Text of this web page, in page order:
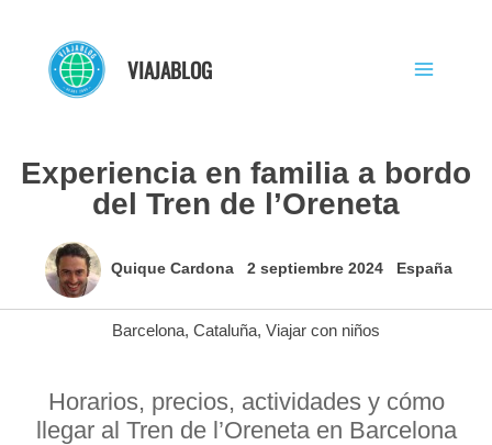
contenido
VIAJABLOG
Experiencia en familia a bordo
del Tren de l’Oreneta
Quique Cardona 2 septiembre 2024 España
Barcelona, Cataluña, Viajar con niños
Horarios, precios, actividades y cómo
llegar al Tren de l’Oreneta en Barcelona